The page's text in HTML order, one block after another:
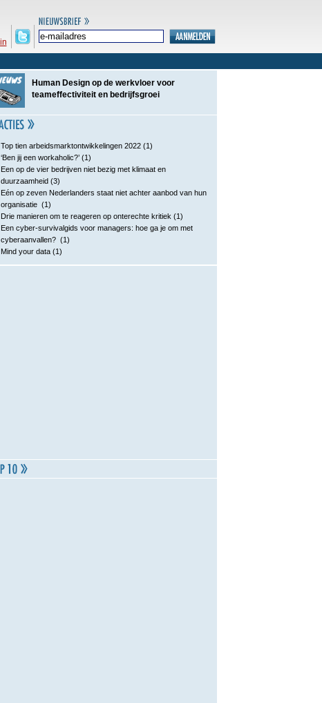
Human Design op de werkvloer voor
teameffectiviteit en bedrijfsgroei
Top tien arbeidsmarktontwikkelingen 2022 (1)
‘Ben jij een workaholic?’ (1)
Een op de vier bedrijven niet bezig met klimaat en
duurzaamheid (3)
Eén op zeven Nederlanders staat niet achter aanbod van hun
organisatie (1)
Drie manieren om te reageren op onterechte kritiek (1)
Een cyber-survivalgids voor managers: hoe ga je om met
cyberaanvallen? (1)
Mind your data (1)